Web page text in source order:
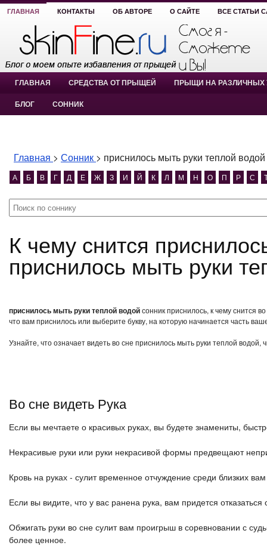
ГЛАВНАЯ КОНТАКТЫ ОБ АВТОРЕ О САЙТЕ ВСЕ СТАТЬИ
ГЛАВНАЯ СРЕДСТВА ОТ ПРЫЩЕЙ ПРЫЩИ НА РАЗЛИЧНЫХ
БЛОГ СОННИК
Главная > Сонник > приснилось мыть руки теплой водой
А Б В Г Д Е Ж З И Й К Л М Н О П Р С
К чему снится приснилось мыть руки теплой водой?
приснилось мыть руки
приснилось мыть руки теплой водойсонник приснилось, к чему снится
что вам приснилось или выберите букву, на которую начинается часть
Узнайте, что означает видеть во сне приснилось мыть руки теплой
Во сне видеть Рука
Если вы мечтаете о красивых руках, вы будете знамениты,
Некрасивые руки или руки некрасивой формы предвещают
Кровь на руках - сулит временное отчуждение среди близких
Если вы видите, что у вас ранена рука, вам придется отказаться
Обжигать руки во сне сулит вам проигрыш в соревновании с
более ценное.